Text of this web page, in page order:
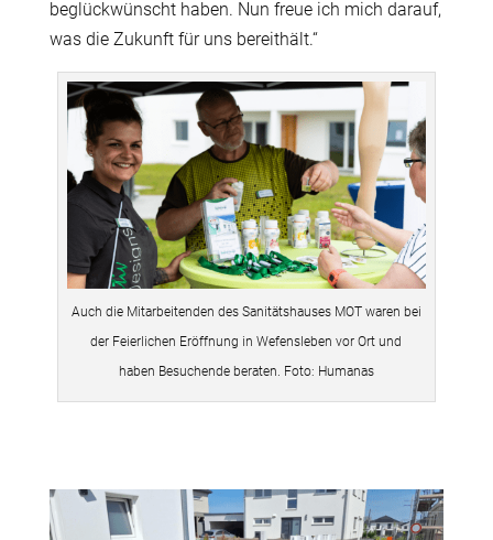
beglückwünscht haben. Nun freue ich mich darauf,
was die Zukunft für uns bereithält.“
Auch die Mitarbeitenden des Sanitätshauses MOT waren bei
der Feierlichen Eröffnung in Wefensleben vor Ort und
haben Besuchende beraten. Foto: Humanas